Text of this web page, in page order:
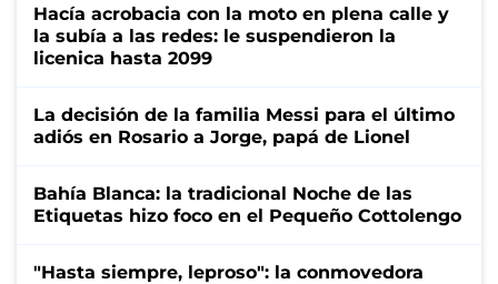
Hacía acrobacia con la moto en plena calle y
la subía a las redes: le suspendieron la
licenica hasta 2099
La decisión de la familia Messi para el último
adiós en Rosario a Jorge, papá de Lionel
Bahía Blanca: la tradicional Noche de las
Etiquetas hizo foco en el Pequeño Cottolengo
"Hasta siempre, leproso": la conmovedora